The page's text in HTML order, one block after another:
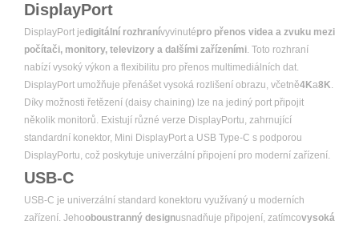
DisplayPort
DisplayPort jedigitální rozhranívyvinutépro přenos videa a zvuku mezi
počítači, monitory, televizory a dalšími zařízeními. Toto rozhraní
nabízí vysoký výkon a flexibilitu pro přenos multimediálních dat.
DisplayPort umožňuje přenášet vysoká rozlišení obrazu, včetně4Ka8K.
Díky možnosti řetězení (daisy chaining) lze na jediný port připojit
několik monitorů. Existují různé verze DisplayPortu, zahrnující
standardní konektor, Mini DisplayPort a USB Type-C s podporou
DisplayPortu, což poskytuje univerzální připojení pro moderní zařízení.
USB-C
USB-C je univerzální standard konektoru využívaný u moderních
zařízení. Jehooboustranný designusnadňuje připojení, zatímcovysoká